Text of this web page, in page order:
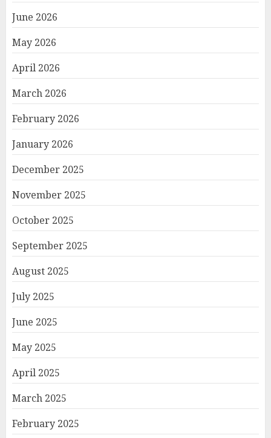
June 2026
May 2026
April 2026
March 2026
February 2026
January 2026
December 2025
November 2025
October 2025
September 2025
August 2025
July 2025
June 2025
May 2025
April 2025
March 2025
February 2025